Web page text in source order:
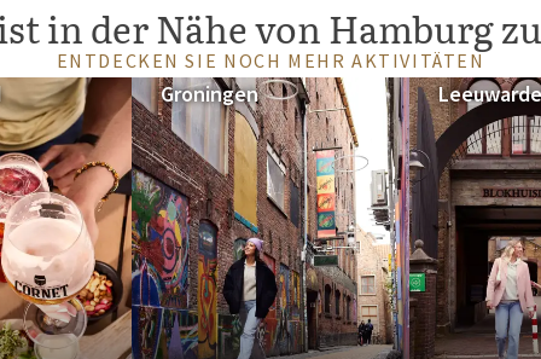
meisten Hotels befinden
Ob Sie zur
immer ein Hotel, das Ihren
in der Nähe von Hamburg
ENTDECKEN SIE NOCH MEHR AKTIVITÄTEN
Groningen